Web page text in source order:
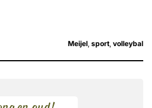
Meijel sport volleybal